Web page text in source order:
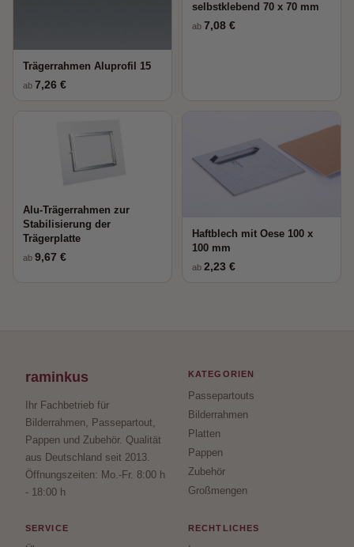
Trägerrahmen Aluprofil 15
ab 7,26 €
selbstklebend 70 x 70 mm
ab 7,08 €
Alu-Trägerrahmen zur
Stabilisierung der
Trägerplatte
ab 9,67 €
Haftblech mit Oese 100 x
100 mm
ab 2,23 €
raminkus
Ihr Fachbetrieb für
Bilderrahmen, Passepartout,
Pappen und Zubehör. Qualität
aus Deutschland seit 2013.
Öffnungszeiten: Mo.-Fr. 8:00 h
- 18:00 h
KATEGORIEN
Passepartouts
Bilderrahmen
Platten
Pappen
Zubehör
Großmengen
SERVICE RECHTLICHES